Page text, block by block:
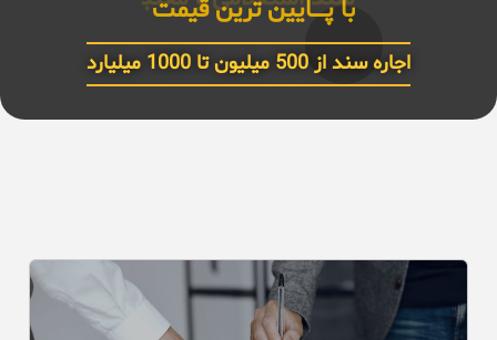
سند استعلامی و معتبر 6 دانـــگ
اجاره سند از 500 میلیون تا 1000 میلیارد